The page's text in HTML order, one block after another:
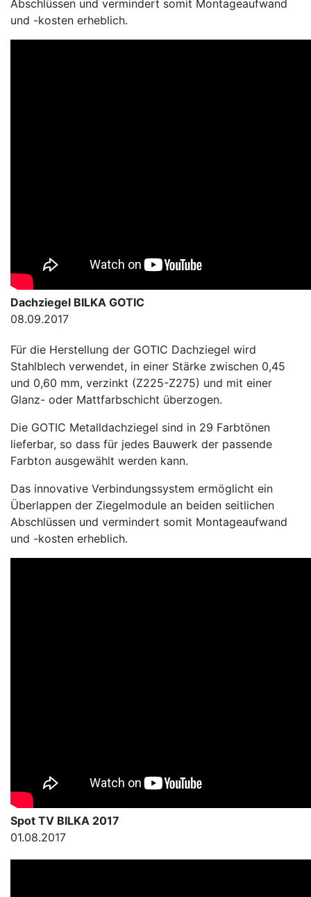
Abschlüssen und vermindert somit Montageaufwand
und -kosten erheblich.
Dachziegel BILKA GOTIC
08.09.2017
Für die Herstellung der GOTIC Dachziegel wird
Stahlblech verwendet, in einer Stärke zwischen 0,45
und 0,60 mm, verzinkt (Z225-Z275) und mit einer
Glanz- oder Mattfarbschicht überzogen.
Die GOTIC Metalldachziegel sind in 29 Farbtönen
lieferbar, so dass für jedes Bauwerk der passende
Farbton ausgewählt werden kann.
Das innovative Verbindungssystem ermöglicht ein
Überlappen der Ziegelmodule an beiden seitlichen
Abschlüssen und vermindert somit Montageaufwand
und -kosten erheblich.
Spot TV BILKA 2017
01.08.2017